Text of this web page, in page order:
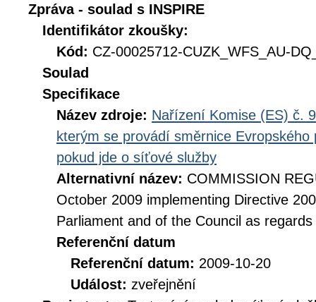
Zpráva - soulad s INSPIRE
Identifikátor zkoušky:
Kód: CZ-00025712-CUZK_WFS_AU-
Soulad
Specifikace
Název zdroje: Nařízení Komise (ES) č.
kterým se provádí směrnice
pokud jde o síťové služby
Alternativní název: COMMISSION
October 2009 implementing Directive
Parliament and of the Council as
Referenční datum
Referenční datum: 2009-10-20
Událost: zveřejnění